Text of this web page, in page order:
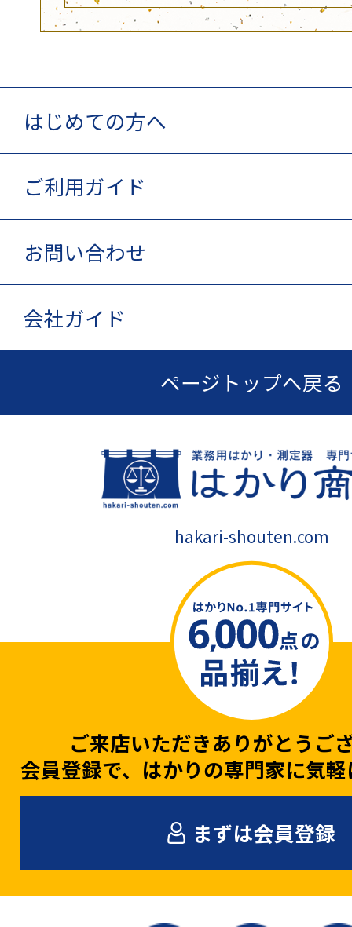
ご来店いただきありがとうご
会員登録で、はかりの専門家に気
まずは会員登録
はじめての方へ
ご利用ガイド
お問い合わせ
会社ガイド
ページトップへ戻る
hakari-shouten.com